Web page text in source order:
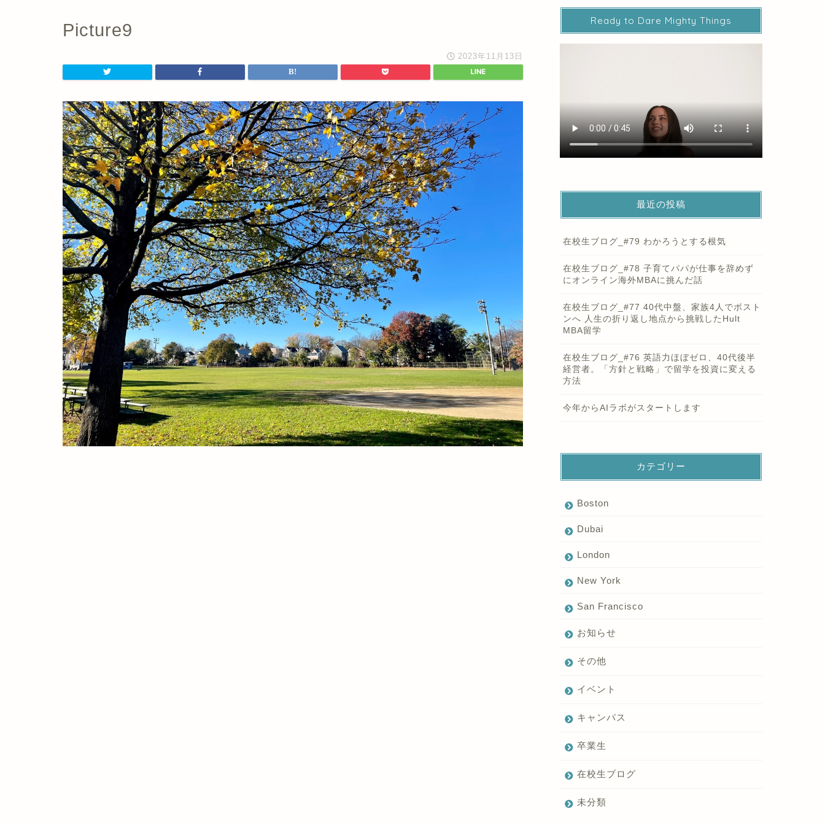
Picture9
2023年11月13日
Ready to Dare Mighty Things
最近の投稿
在校生ブログ_#79 わかろうとする根気
在校生ブログ_#78 子育てパパが仕事を辞めず
にオンライン海外MBAに挑んだ話
在校生ブログ_#77 40代中盤、家族4人でボスト
ンへ 人生の折り返し地点から挑戦したHult
MBA留学
在校生ブログ_#76 英語力ほぼゼロ、40代後半
経営者。「方針と戦略」で留学を投資に変える
方法
今年からAIラボがスタートします
カテゴリー
Boston
Dubai
London
New York
San Francisco
お知らせ
その他
イベント
キャンパス
卒業生
在校生ブログ
未分類